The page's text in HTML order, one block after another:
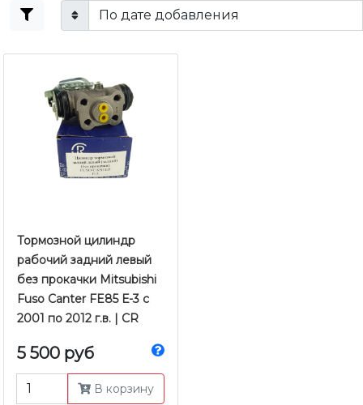
Тормозной цилиндр
рабочий задний левый
без прокачки Mitsubishi
Fuso Canter FE85 Е-3 с
2001 по 2012 г.в. | CR
5 500 руб
В корзину